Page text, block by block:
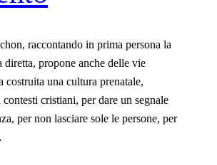
raccontando in prima persona la
diretta, propone anche delle vie
costruita una cultura prenatale,
cristiani, per dare un segnale
per non lasciare sole le persone, per